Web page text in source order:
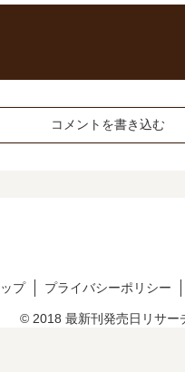
コメントを書き込む
プ プライバシーポリシー
© 2018 最新刊発売日リサー